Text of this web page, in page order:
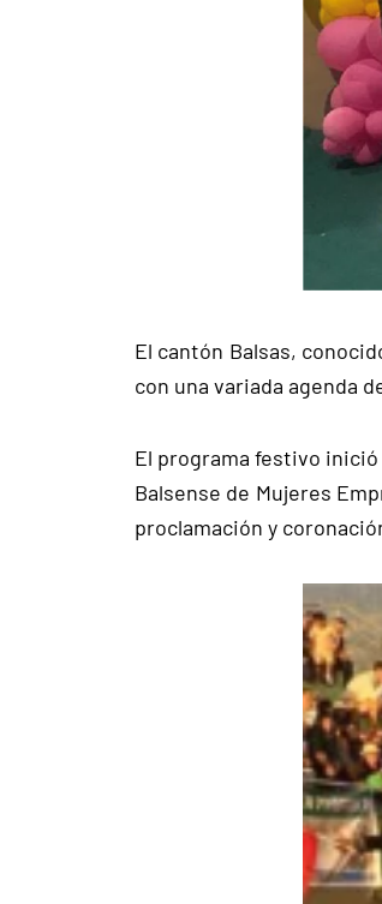
El cantón Balsas,
con una variada agenda
El programa festivo inició
Balsense de Mujeres
proclamación y